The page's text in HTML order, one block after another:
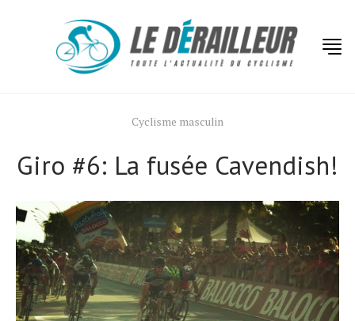
Cyclisme masculin
Giro #6: La fusée Cavendish!